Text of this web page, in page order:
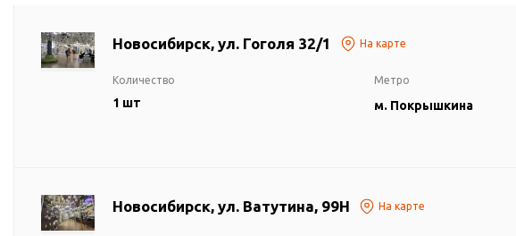
Новосибирск, ул. Гоголя 32/1 На карте
Количество
1 шт
Метро
м. Покрышкина
Новосибирск, ул. Ватутина, 99Н На карте